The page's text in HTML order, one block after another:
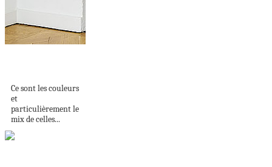
Ce sont les couleurs
et
particulièrement le
mix de celles...